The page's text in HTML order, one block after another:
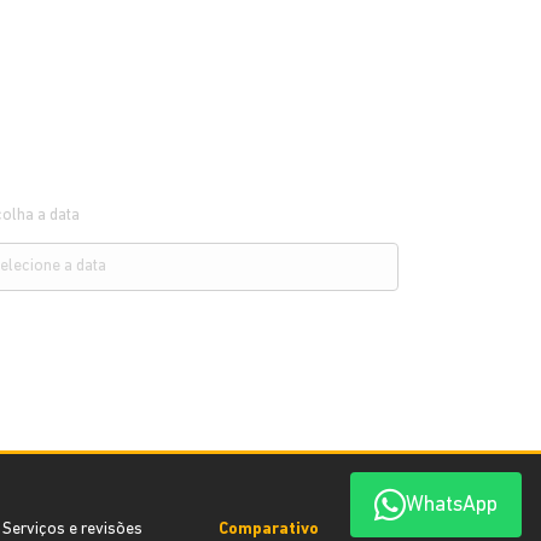
a data
WhatsApp
Serviços e revisões Comparativo